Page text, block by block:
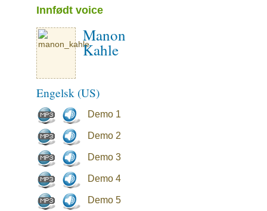
Innfødt voice
Manon
Kahle
Engelsk (US)
Demo 1
Demo 2
Demo 3
Demo 4
Demo 5